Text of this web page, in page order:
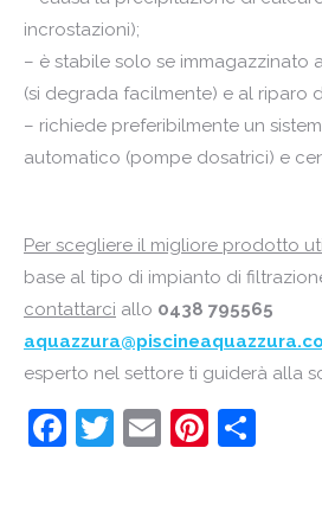
incrostazioni);
– è stabile solo se immagazzinato
(si degrada facilmente) e al riparo
– richiede preferibilmente un
automatico (pompe dosatrici) e
Per scegliere il migliore prodotto
base al tipo di impianto di
contattarci allo 0438 795565
esperto nel settore ti guiderà alla
Facebook
Twitter
Email